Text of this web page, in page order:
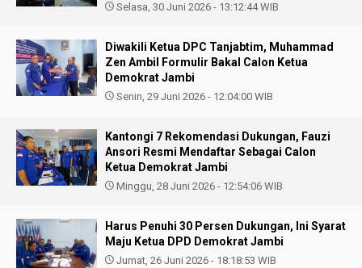
Selasa, 30 Juni 2026 - 13:12:44 WIB
Diwakili Ketua DPC Tanjabtim, Muhammad
Zen Ambil Formulir Bakal Calon Ketua
Demokrat Jambi
Senin, 29 Juni 2026 - 12:04:00 WIB
Kantongi 7 Rekomendasi Dukungan, Fauzi
Ansori Resmi Mendaftar Sebagai Calon
Ketua Demokrat Jambi
Minggu, 28 Juni 2026 - 12:54:06 WIB
Harus Penuhi 30 Persen Dukungan, Ini Syarat
Maju Ketua DPD Demokrat Jambi
Jumat, 26 Juni 2026 - 18:18:53 WIB